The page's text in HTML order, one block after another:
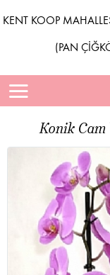
KENT KOOP
(PAN
Konik Cam